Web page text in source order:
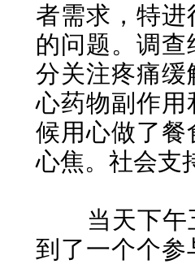
者需求，特
的问题。调
分关注疼痛
心药物副作
候用心做了
心焦。社会支
当天下午五
到了一个个